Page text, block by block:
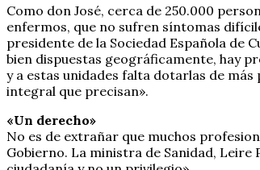
Como don José, cerca de 250.000
enfermos, que no sufren síntomas
presidente de la Sociedad Española de
bien dispuestas geográficamente, hay
y a estas unidades falta dotarlas de
integral que precisan».
«Un derecho»
No es de extrañar que muchos
Gobierno. La ministra de Sanidad,